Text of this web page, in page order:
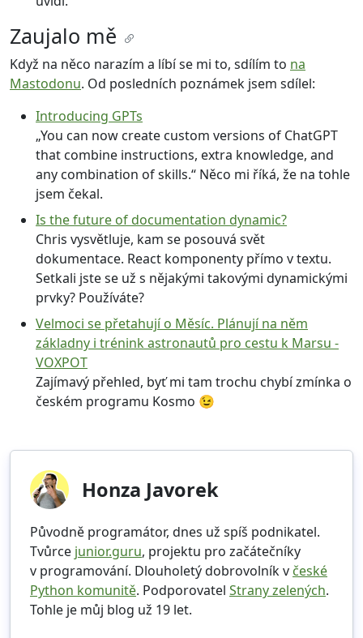
Zaujalo mě
Když na něco narazím a líbí se mi to, sdílím to na
Mastodonu. Od posledních poznámek jsem sdílel:
Introducing GPTs
„You can now create custom versions of ChatGPT
that combine instructions, extra knowledge, and
any combination of skills.“ Něco mi říká, že na tohle
jsem čekal.
Is the future of documentation dynamic?
Chris vysvětluje, kam se posouvá svět
dokumentace. React komponenty přímo v textu.
Setkali jste se už s nějakými takovými dynamickými
prvky? Používáte?
Velmoci se přetahují o Měsíc. Plánují na něm
základny i trénink astronautů pro cestu k Marsu -
VOXPOT
Zajímavý přehled, byť mi tam trochu chybí zmínka o
českém programu Kosmo 😉
Honza Javorek
Původně programátor, dnes už spíš podnikatel.
Tvůrce junior.guru, projektu pro začátečníky
v programování. Dlouholetý dobrovolník v české
Python komunitě. Podporovatel Strany zelených.
Tohle je můj blog už 19 let.